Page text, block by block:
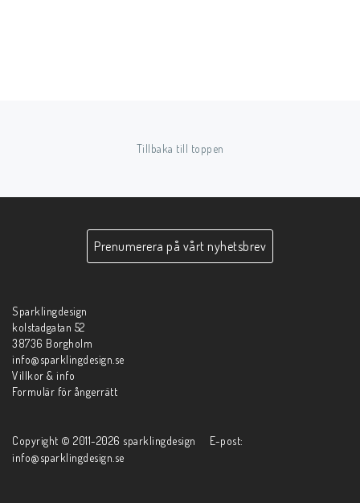
Tillbaka till toppen
Prenumerera på vårt nyhetsbrev
Sparklingdesign
kolstadgatan 52
38736 Borgholm
info@sparklingdesign.se
Villkor & info
Formulär för ångerrätt
Copyright © 2011-2026 sparklingdesign E-post:
info@sparklingdesign.se